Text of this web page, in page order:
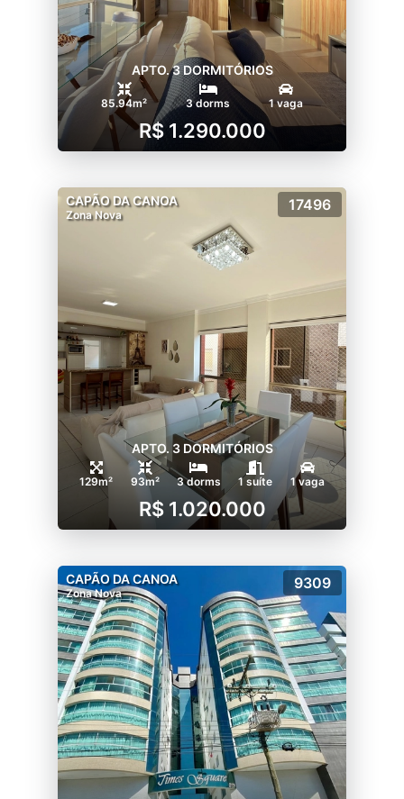
APTO. 3 DORMITÓRIOS
85.94m² 3 dorms 1 vaga
R$ 1.290.000
CAPÃO DA CANOA
Zona Nova
17496
APTO. 3 DORMITÓRIOS
129m² 93m² 3 dorms 1 suíte 1 vaga
R$ 1.020.000
CAPÃO DA CANOA
Zona Nova
9309